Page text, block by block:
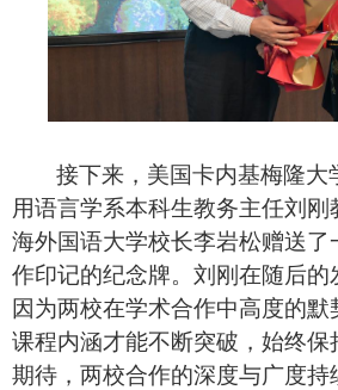
接下来，美国卡内基梅隆大
用语言学系本科生教务主任刘
海外国语大学校长李岩松赠送了
作印记的纪念牌。刘刚在随后的
因为两校在学术合作中高度的
课程内涵才能不断突破，始终保
期待，两校合作的深度与广度持